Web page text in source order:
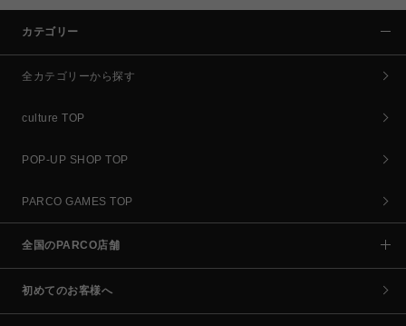
カテゴリー
全カテゴリーから探す
culture TOP
POP-UP SHOP TOP
PARCO GAMES TOP
全国のPARCO店舗
初めてのお客様へ